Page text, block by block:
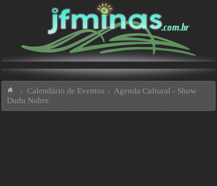
Calendário de Eventos
Agenda Cultural - Show
Dudu Nobre